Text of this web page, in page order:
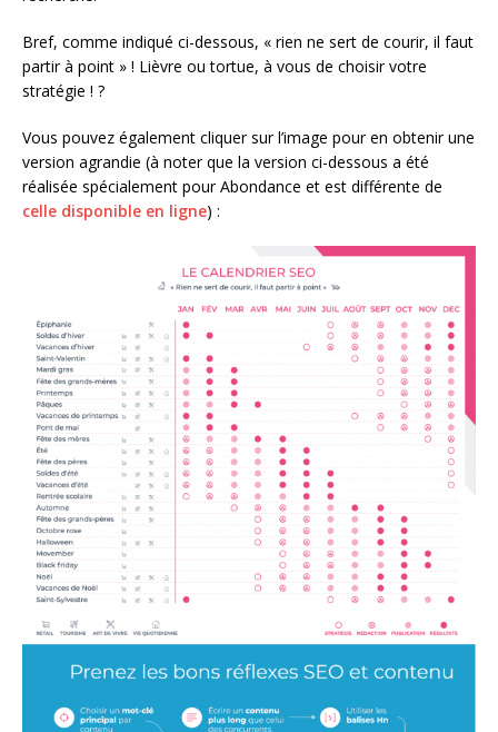
Bref, comme indiqué ci-dessous, « rien ne sert de courir, il faut
partir à point » ! Lièvre ou tortue, à vous de choisir votre
stratégie ! ?
Vous pouvez également cliquer sur l’image pour en obtenir une
version agrandie (à noter que la version ci-dessous a été
réalisée spécialement pour Abondance et est différente de
celle disponible en ligne) :